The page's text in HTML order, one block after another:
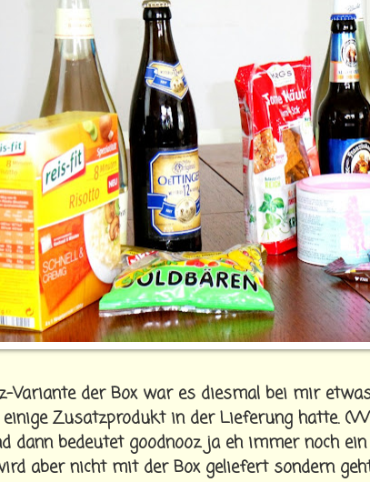
Variante der Box war es diesmal bei mir
einige Zusatzprodukt in der Lieferung hatte.
dann bedeutet goodnooz ja eh immer noch
aber nicht mit der Box geliefert sondern